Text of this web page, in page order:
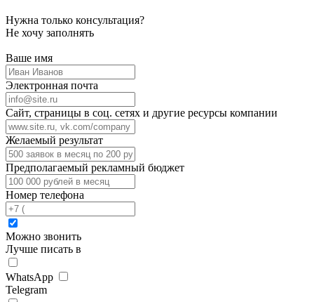
Нужна только консультация?
Не хочу заполнять
Ваше имя
Электронная почта
Сайт, страницы в соц. сетях и другие ресурсы компании
Желаемый результат
Предполагаемый рекламный бюджет
Номер телефона
Можно звонить
Лучше писать в
WhatsApp
Telegram